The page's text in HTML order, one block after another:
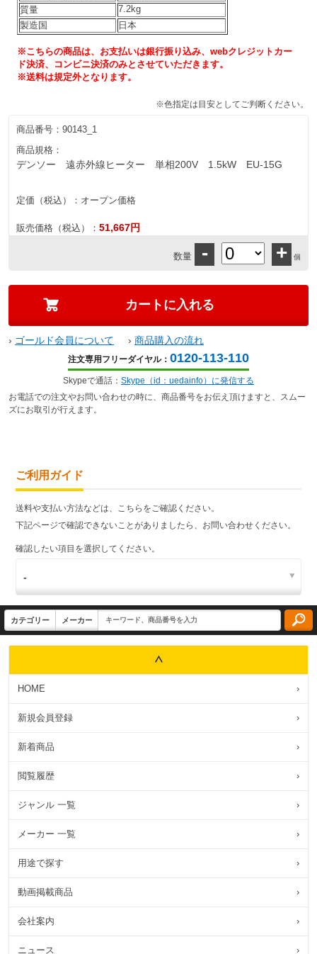
質量
7.2kg
製造国
日本
※こちらの商品は、お支払いは銀行振り込み、webクレジットカー
ド決済、コンビニ決済のみとさせていただきます。
※送料は規定外となります。
※色指定は目安としてご判断ください。
商品番号： 90143_1
商品規格：
デンソー 遠赤外線ヒーター 単相200V 1.5kW EU-15G
定価（税込）： オープン価格
販売価格（税込）： 51,667円
数量 - + 個
› ゴールド会員について › 商品購入の流れ
注文専用フリーダイヤル： 0120-113-110
Skypeで通話： Skype（id：uedainfo）に発信する
お電話での注文やお問い合わせの時に、商品番号をお伝え頂けますと、スムー
ズにお取引が行えます。
ご利用ガイド
送料や支払い方法などは、こちらをご確認ください。
下記ページで確認できないことがありましたら、お問い合わせください。
確認したい項目を選択してください。
HOME ›
新規会員登録 ›
新着商品 ›
閲覧履歴 ›
ジャンル 一覧 ›
メーカー 一覧 ›
用途で探す ›
動画掲載商品 ›
会社案内 ›
ニュース ›